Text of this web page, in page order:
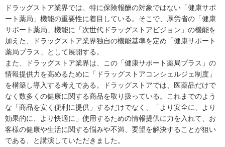
ドラッグストア業界では、特に保険報酬の対象ではない「健康サポ
ート薬局」機能の重要性に着目している。そこで、厚労省の「健康
サポート薬局」機能に「次世代ドラッグストアビジョン」の機能を
加えた、ドラッグストア業界独自の機能基準を定め「健康サポート
薬局プラス」として展開する。
また、ドラッグストア業界は、この「健康サポート薬局プラス」の
情報提供力を高めるために「ドラッグストアコンシェルジェ制度」
を構築し導入する考えである。ドラッグストアでは、医薬品だけで
なく数多くの健康に関する商品を取り扱っている。これまでのよう
な「商品を安く便利に提供」するだけでなく、「より安全に、より
効果的に、より快適に」使用するための情報提供に力を入れて、お
客様の健康や生活に関する悩みや不満、要望を解決することが狙い
である、と講演していただきました。